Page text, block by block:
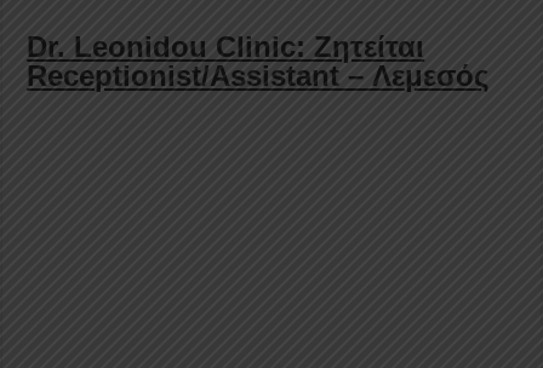
Dr. Leonidou Clinic: Ζητείται
Receptionist/Assistant – Λεμεσός